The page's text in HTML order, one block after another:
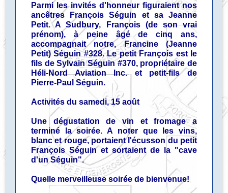
Parmi les invités d'honneur figuraient nos
ancêtres François Séguin et sa Jeanne
Petit. A Sudbury, François (de son vrai
prénom), à peine âgé de cinq ans,
accompagnait notre, Francine (Jeanne
Petit) Séguin #328. Le petit François est le
fils de Sylvain Séguin #370, propriétaire de
Héli-Nord Aviation Inc. et petit-fils de
Pierre-Paul Séguin.
Activités du samedi, 15 août
Une dégustation de vin et fromage a
terminé la soirée. A noter que les vins,
blanc et rouge, portaient l'écusson du petit
François Séguin et sortaient de la "cave
d'un Séguin".
Quelle merveilleuse soirée de bienvenue!